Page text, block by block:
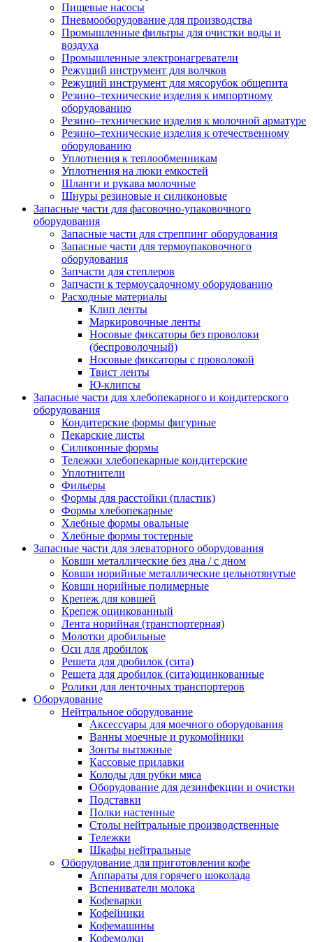
Пищевые насосы
Пневмооборудование для производства
Промышленные фильтры для очистки воды и
воздуха
Промышленные электронагреватели
Режущий инструмент для волчков
Режущий инструмент для мясорубок общепита
Резино–технические изделия к импортному
оборудованию
Резино–технические изделия к молочной арматуре
Резино–технические изделия к отечественному
оборудованию
Уплотнения к теплообменникам
Уплотнения на люки емкостей
Шланги и рукава молочные
Шнуры резиновые и силиконовые
Запасные части для фасовочно-упаковочного
оборудования
Запасные части для стреппинг оборудования
Запасные части для термоупаковочного
оборудования
Запчасти для степлеров
Запчасти к термоусадочному оборудованию
Расходные материалы
Клип ленты
Маркировочные ленты
Носовые фиксаторы без проволоки
(беспроволочный)
Носовые фиксаторы с проволокой
Твист ленты
Ю-клипсы
Запасные части для хлебопекарного и кондитерского
оборудования
Кондитерские формы фигурные
Пекарские листы
Силиконные формы
Тележки хлебопекарные кондитерские
Уплотнители
Фильеры
Формы для расстойки (пластик)
Формы хлебопекарные
Хлебные формы овальные
Хлебные формы тостерные
Запасные части для элеваторного оборудования
Ковши металлические без дна / с дном
Ковши норийные металлические цельнотянутые
Ковши норийные полимерные
Крепеж для ковшей
Крепеж оцинкованный
Лента норийная (транспортерная)
Молотки дробильные
Оси для дробилок
Решета для дробилок (сита)
Решета для дробилок (сита)оцинкованные
Ролики для ленточных транспортеров
Оборудование
Нейтральное оборудование
Аксессуары для моечного оборудования
Ванны моечные и рукомойники
Зонты вытяжные
Кассовые прилавки
Колоды для рубки мяса
Оборудование для дезинфекции и очистки
Подставки
Полки настенные
Столы нейтральные производственные
Тележки
Шкафы нейтральные
Оборудование для приготовления кофе
Аппараты для горячего шоколада
Вспениватели молока
Кофеварки
Кофейники
Кофемашины
Кофемолки